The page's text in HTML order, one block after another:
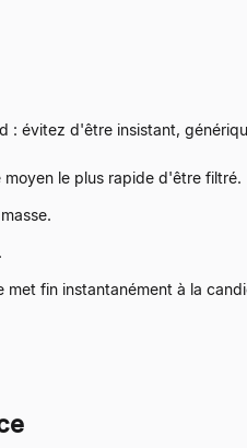
: évitez d'être insistant,
moyen le plus rapide d'être filtré.
fin instantanément à la